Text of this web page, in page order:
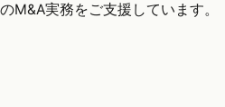
のM&A実務をご支援しています。